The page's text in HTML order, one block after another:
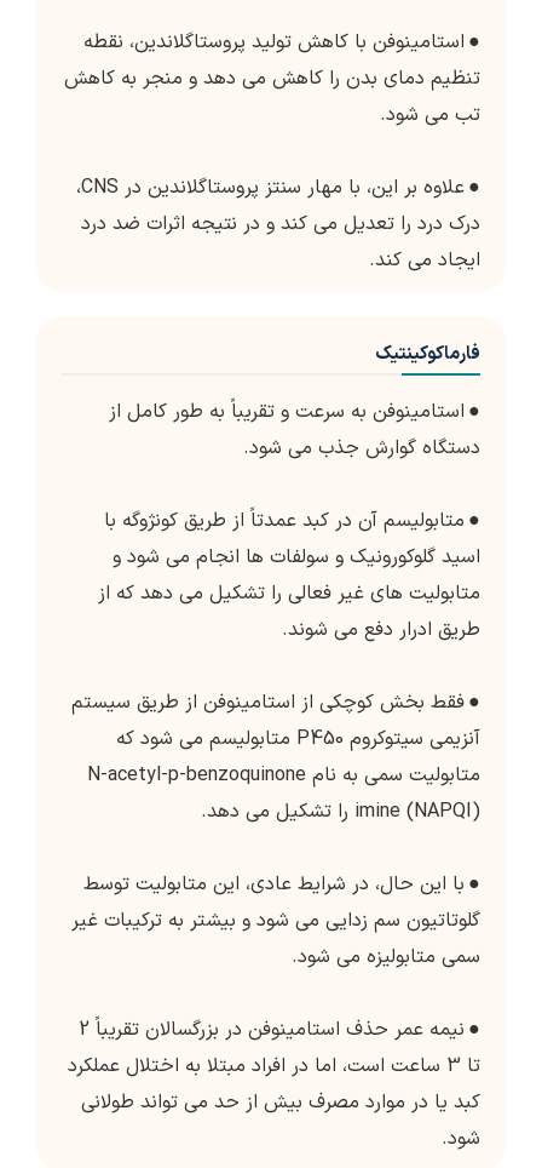
● استامینوفن با کاهش تولید پروستاگلاندین، نقطه
تنظیم دمای بدن را کاهش می دهد و منجر به کاهش
تب می شود.
●
علاوه بر این، با مهار سنتز پروستاگلاندین در CNS،
درک درد را تعدیل می کند و در نتیجه اثرات ضد درد
ایجاد می کند.
فارماکوکینتیک
● استامینوفن به سرعت و تقریباً به طور کامل از
دستگاه گوارش جذب می شود.
● متابولیسم آن در کبد عمدتاً از طریق کونژوگه با
اسید گلوکورونیک و سولفات ها انجام می شود و
متابولیت های غیر فعالی را تشکیل می دهد که از
طریق ادرار دفع می شوند.
●فقط بخش کوچکی از استامینوفن از طریق سیستم
آنزیمی سیتوکروم P450 متابولیسم می شود که
متابولیت سمی به نام N-acetyl-p-benzoquinone
imine (NAPQI) را تشکیل می دهد.
● با این حال، در شرایط عادی، این متابولیت توسط
گلوتاتیون سم زدایی می شود و بیشتر به ترکیبات غیر
سمی متابولیزه می شود.
●
نیمه عمر حذف استامینوفن در بزرگسالان تقریباً 2
تا 3 ساعت است، اما در افراد مبتلا به اختلال عملکرد
کبد یا در موارد مصرف بیش از حد می تواند طولانی
شود.